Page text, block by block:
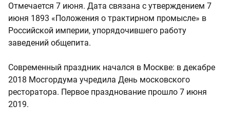
Отмечается 7 июня. Дата связана с утверждением 7
июня 1893 «Положения о трактирном промысле» в
Российской империи, упорядочившего работу
заведений общепита.
Современный праздник начался в Москве: в декабре
2018 Мосгордума учредила День московского
ресторатора. Первое празднование прошло 7 июня
2019.